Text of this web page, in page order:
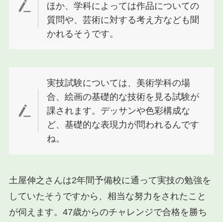
ほか、学科によっては作品についての
質問や、芸術に対する考え方なども聞
かれるそうです。
実技試験については、美術学科の場
合、絵画の基礎的な技術を見る試験が
課されます。デッサンや色彩構成な
ど、基礎的な表現力が問われるんです
ね。
土屋伸之さんは2年間予備校に通って実技の勉強を
していたそうですから、相当な努力をされたこと
が伺えます。47歳からのチャレンジで合格を勝ち